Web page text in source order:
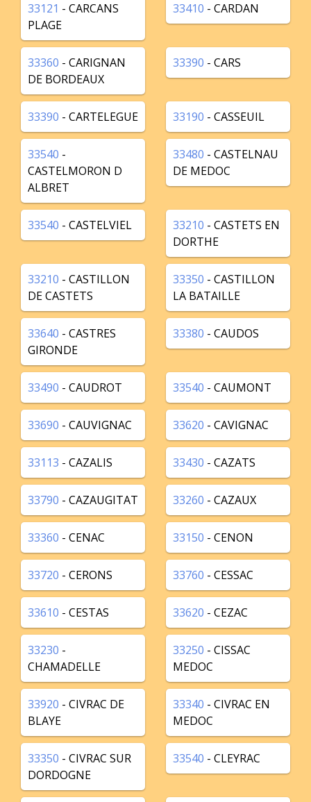
33121 - CARCANS
PLAGE
33410 - CARDAN
33360 - CARIGNAN
DE BORDEAUX
33390 - CARS
33390 - CARTELEGUE 33190 - CASSEUIL
33540 -
CASTELMORON D
ALBRET
33480 - CASTELNAU
DE MEDOC
33540 - CASTELVIEL 33210 - CASTETS EN
DORTHE
33210 - CASTILLON
DE CASTETS
33350 - CASTILLON
LA BATAILLE
33640 - CASTRES
GIRONDE
33380 - CAUDOS
33490 - CAUDROT 33540 - CAUMONT
33690 - CAUVIGNAC 33620 - CAVIGNAC
33113 - CAZALIS 33430 - CAZATS
33790 - CAZAUGITAT 33260 - CAZAUX
33360 - CENAC 33150 - CENON
33720 - CERONS 33760 - CESSAC
33610 - CESTAS 33620 - CEZAC
33230 -
CHAMADELLE
33250 - CISSAC
MEDOC
33920 - CIVRAC DE
BLAYE
33340 - CIVRAC EN
MEDOC
33350 - CIVRAC SUR
DORDOGNE
33540 - CLEYRAC